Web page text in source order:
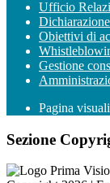
Ufficio
Obiettivi di
Gestione
Pagina
Sezione